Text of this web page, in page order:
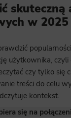
skuteczną
w
użytkownika, czyli
czy tylko się
treści do celu
kontekst.
się na